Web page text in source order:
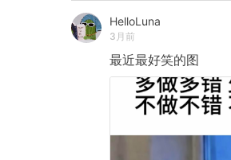
HelloLuna
3月前
最近最好笑的图